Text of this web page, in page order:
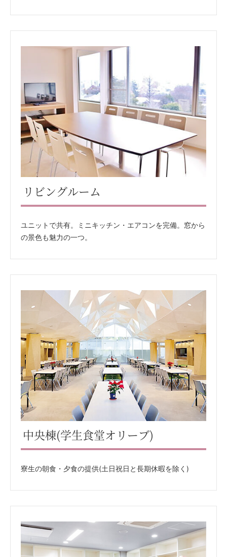
リビングルーム
ユニットで共有。ミニキッチン・エアコンを完備。窓から
の景色も魅力の一つ。
中央棟(学生食堂オリーブ)
寮生の朝食・夕食の提供(土日祝日と長期休暇を除く)